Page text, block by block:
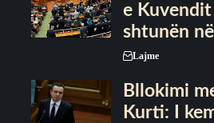
e
shtunën
Lajme
Bllokimi
Kurti: I